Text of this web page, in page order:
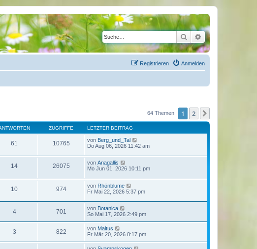
SucheErweiterte Suche
Anmelden
Registrieren
64 Themen 1 2
ZUGRIFFE LETZTER BEITRAG
61 10765 von Berg_und_Tal
Do Aug 06, 2026 11:42 am
14 26075 von Anagallis
Mo Jun 01, 2026 10:11 pm
10 974 von Rhönblume
Fr Mai 22, 2026 5:37 pm
4 701 von Botanica
So Mai 17, 2026 2:49 pm
3 822 von Maltus
Fr Mär 20, 2026 8:17 pm